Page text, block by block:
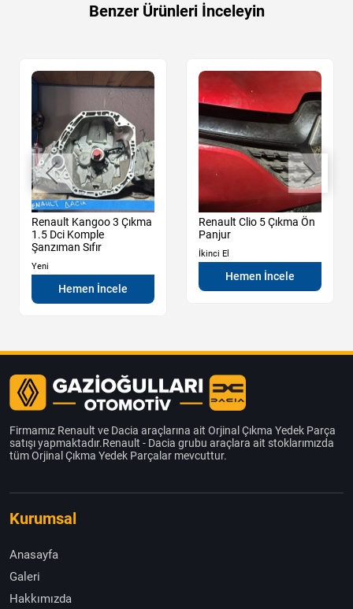
Benzer Ürünleri İnceleyin
Renault Kangoo 3 Çıkma
1.5 Dci Komple
Şanzıman Sıfır
Yeni
Hemen İncele
Renault Clio 5 Çıkma Ön
Panjur
İkinci El
Hemen İncele
Firmamız Renault ve Dacia araçlarına ait Orjinal Çıkma Yedek Parça
satışı yapmaktadır.Renault - Dacia grubu araçlara ait stoklarımızda
tüm Orjinal Çıkma Yedek Parçalar mevcuttur.
Kurumsal
Anasayfa
Galeri
Hakkımızda